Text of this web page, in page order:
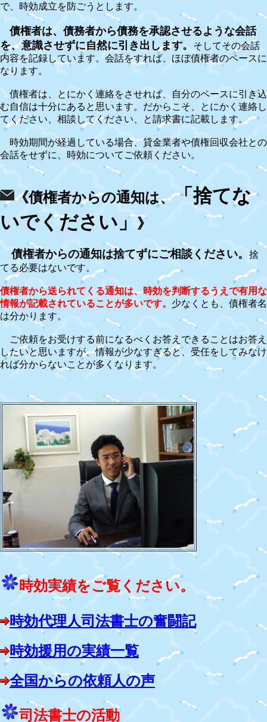
で、時効成立を防ごうとします。
債権者は、債務者から債務を承認させるような会話
を、意識させずに自然に引き出します。
そしてその会話
内容を記録しています。会話をすれば、ほぼ債権者のペースに
なります。
債権者は、とにかく連絡をさせれば、自分のペースに引き込
む自信は十分にあると思います。だからこそ、とにかく連絡し
てください、相談してください、と請求書に記載します。
時効期間が経過している場合、貸金業者や債権回収会社との
会話をせずに、時効についてご依頼ください。
《債権者からの通知は、「捨てな
いでください」》
債権者からの通知は捨てずにご相談ください。
捨
てる必要はないです。
債権者から送られてくる通知は、時効を判断するうえで有用な
情報が記載されていることが多いです。 少なくとも、債権者名
は分かります。
ご依頼をお受けする前になるべくお答えできることはお答え
したいと思いますが、情報が少なすぎると、受任をしてみなけ
れば分からないことが多くなります。
時効実績をご覧ください。
時効代理人司法書士の奮闘記
時効援用の実績一覧
全国からの依頼人の声
司法書士の活動